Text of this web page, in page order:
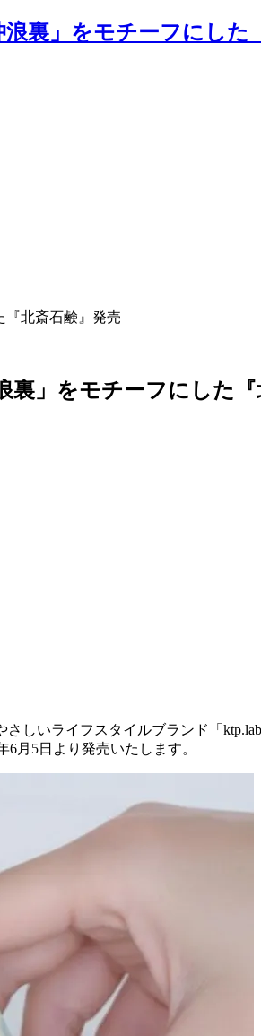
北斎石鹸』発売
」をモチーフにした『
しいライフスタイルブランド「
月5日より発売いたします。